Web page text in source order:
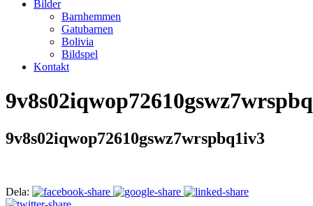
Bilder
Barnhemmen
Gatubarnen
Bolivia
Bildspel
Kontakt
9v8s02iqwop72610gswz7wrspbq1iv3
Dela: